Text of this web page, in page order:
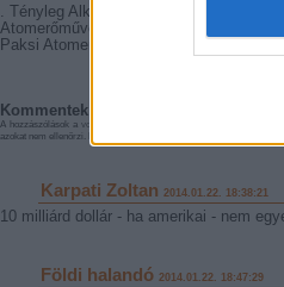
. Tényleg Alkesz Pistabácsi és
Atomerőművet? Bajnaiék hű
Paksi Atomerőmű új egységének a
Kommentek:
A hozzászólások a vonatkozó jogszabályok
azokat nem ellenőrzi. Kifogás esetén forduljon a blog szerkesztőjéhez.
Karpati Zoltan 2014.01.22. 18:38:21
10 milliárd dollár - ha amerikai - nem
Földi halandó 2014.01.22. 18:47:29